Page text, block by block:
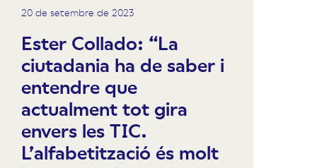
20 de setembre de 2023
Ester Collado: “La
ciutadania ha de saber i
entendre que
actualment tot gira
envers les TIC.
L’alfabetització és molt